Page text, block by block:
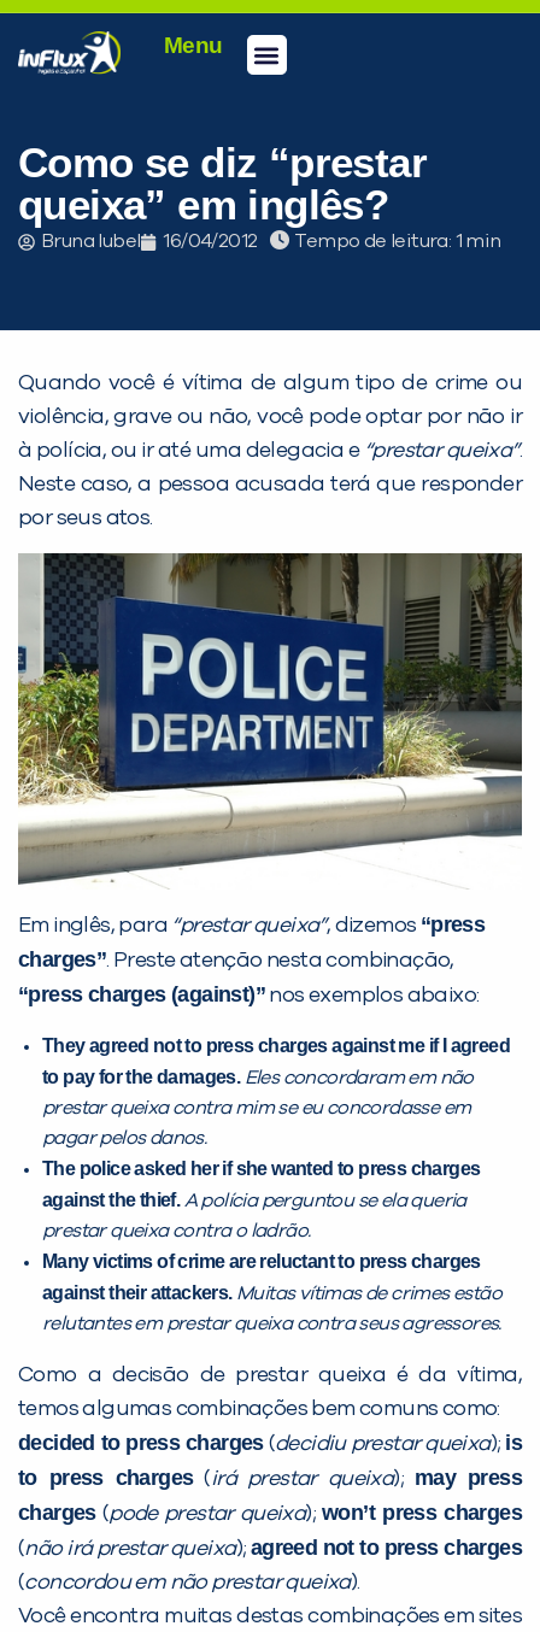
Menu
Como se diz “prestar
queixa” em inglês?
Bruna Iubel 16/04/2012 Tempo de leitura:
Quando você é vítima de algum tipo de crime ou
violência, grave ou não, você pode optar por não ir
à polícia, ou ir até uma delegacia e “prestar queixa”.
Neste caso, a pessoa acusada terá que responder
por seus atos.
Em inglês, para “prestar queixa”, dizemos “press
charges” . Preste atenção nesta combinação,
“press charges (against)” nos exemplos abaixo:
They agreed not to press charges against me if I agreed
to pay for the damages.Eles concordaram em não
prestar queixa contra mim se eu concordasse em
pagar pelos danos.
The police asked her if she wanted to press charges
against the thief.A polícia perguntou se ela queria
prestar queixa contra o ladrão.
Many victims of crime are reluctant to press charges
against their attackers.Muitas vítimas de crimes estão
relutantes em prestar queixa contra seus agressores.
Como a decisão de prestar queixa é da vítima,
temos algumas combinações bem comuns como:
decided to press charges(decidiu prestar queixa); is
to press charges(irá prestar queixa); may press
charges(pode prestar queixa);won’t press charges
(não irá prestar queixa); agreed not to press charges
(concordou em não prestar queixa).
Você encontra muitas destas combinações em sites
PEÇA UMA DEMONSTRAÇÃO DE MÉTODO
Não encontramos nenhuma unidade
inFlux nesta cidade ou bairro que
você digitou.
Preencha com seus dados abaixo e
já vamos te colocar em contato
Você é aluno inFlux?
Sim Não
VOLTAR